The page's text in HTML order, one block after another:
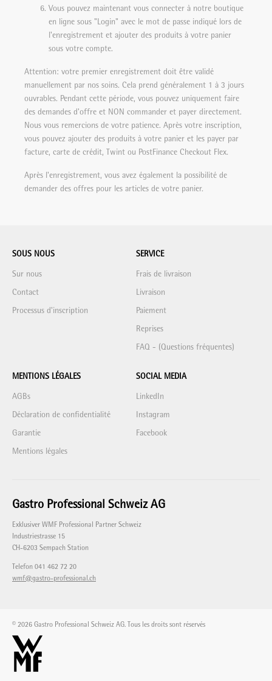
Vous pouvez maintenant vous connecter à notre boutique
en ligne sous "Login" avec le mot de passe indiqué lors de
l'enregistrement et ajouter des produits à votre panier
sous votre compte.
Attention: votre premier enregistrement doit être validé
manuellement par nos soins. Cela prend généralement 1 à 3 jours
ouvrables. Pendant cette période, vous pouvez uniquement faire
des demandes d'offre et NON commander et payer directement.
Nous vous remercions de votre patience. Après votre inscription,
vous pouvez ajouter des produits à votre panier et les payer par
facture, carte de crédit, Twint ou PostFinance Checkout Flex.
Après l'enregistrement, vous avez également la possibilité de
demander des offres pour les articles de votre panier.
SOUS NOUS
Sur nous
Contact
Processus d'inscription
SERVICE
Frais de livraison
Livraison
Paiement
Reprises
FAQ - (Questions fréquentes)
MENTIONS LÉGALES
AGBs
Déclaration de confidentialité
Garantie
Mentions légales
SOCIAL MEDIA
LinkedIn
Instagram
Facebook
Gastro Professional Schweiz AG
Exklusiver WMF Professional Partner Schweiz
Industriestrasse 15
CH-6203 Sempach Station
Telefon 041 462 72 20
wmf@gastro-professional.ch
© 2026 Gastro Professional Schweiz AG. Tous les droits sont réservés